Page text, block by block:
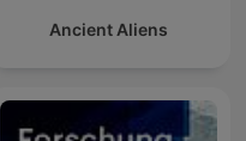
Ancient Aliens